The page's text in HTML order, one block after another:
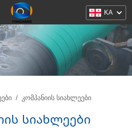
KA
/ ᲙᲝᲛᲞᲐᲜᲘᲘᲡ ᲡᲘᲐᲮᲚᲔᲔᲑᲘ
სიახლეები